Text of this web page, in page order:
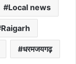
Local news
Raigarh
धरमजयगढ़